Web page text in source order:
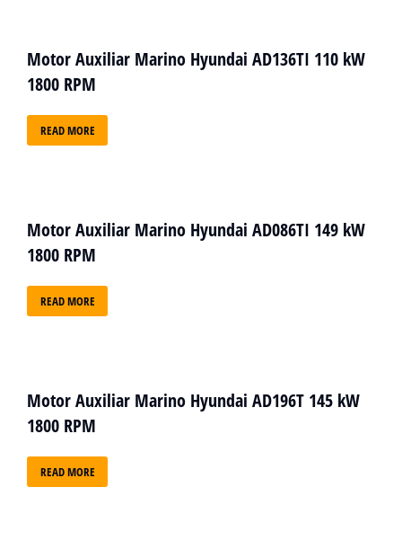
Motor Auxiliar Marino Hyundai AD136TI 110 kW
1800 RPM
READ MORE
Motor Auxiliar Marino Hyundai AD086TI 149 kW
1800 RPM
READ MORE
Motor Auxiliar Marino Hyundai AD196T 145 kW
1800 RPM
READ MORE